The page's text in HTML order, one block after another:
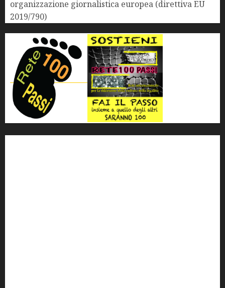
organizzazione giornalistica europea (direttiva EU
2019/790)